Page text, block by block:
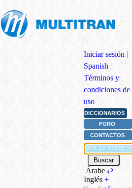
Iniciar sesión |
Spanish |
Términos y
condiciones de
uso
DICCIONARIOS
FORO
CONTACTOS
Árabe ⇄
Inglés +